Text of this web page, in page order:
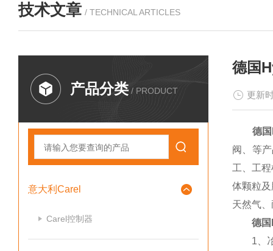
技术文章 / TECHNICAL ARTICLES
产品分类 / PRODUCT
意大利Carel
Carel控制器
德国
更新
德
阀、等
工、工
体颗粒
天然气
德
1、冶